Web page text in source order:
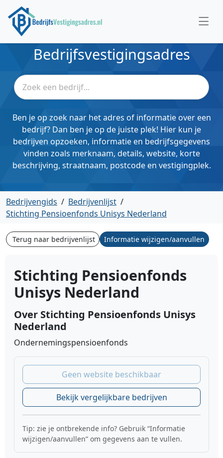
Bedrijfsvestigingsadres
Ben je op zoek naar het adres of informatie over een
bedrijf? Dan ben je op de juiste plek! Hier kun je
bedrijven opzoeken, informatie en bedrijfsgegevens
vinden zoals merknaam, details, website, korte
beschrijving, straatnaam, postcode en vestigingplek.
Bedrijvengids / Bedrijvenlijst /
Stichting Pensioenfonds Unisys Nederland
Terug naar bedrijvenlijst Informatie wijzigen/aanvullen
Stichting Pensioenfonds
Unisys Nederland
Over Stichting Pensioenfonds Unisys
Nederland
Ondernemingspensioenfonds
Geen website beschikbaar
Bekijk vergelijkbare bedrijven
Tip: zie je ontbrekende info? Gebruik “Informatie
wijzigen/aanvullen” om gegevens aan te vullen.